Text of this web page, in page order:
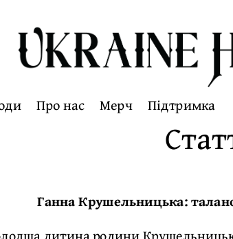
Про нас Мерч Підтримка
Ганна Крушельницька: